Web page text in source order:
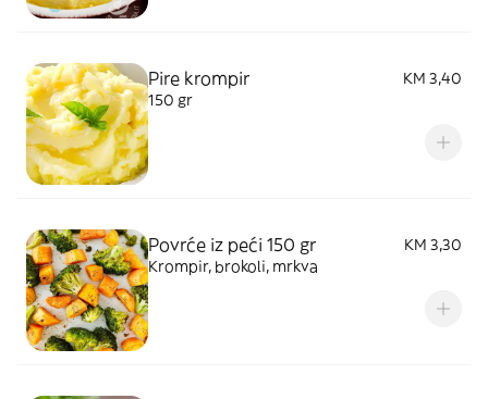
Pire krompir
KM 3,40
150 gr
Povrće iz peći 150 gr
KM 3,30
Krompir, brokoli, mrkva